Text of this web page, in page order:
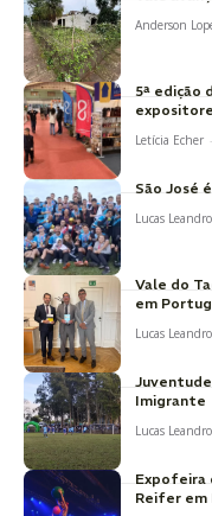
Anderson
5ª edição
Letícia Echer -
São José
Lucas
Vale do
em
Lucas
Imigrante
Lucas
Expofeira
Reifer em